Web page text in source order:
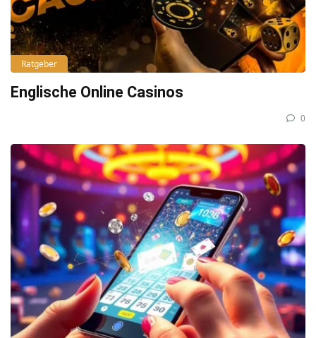
Ratgeber
Englische Online Casinos
0